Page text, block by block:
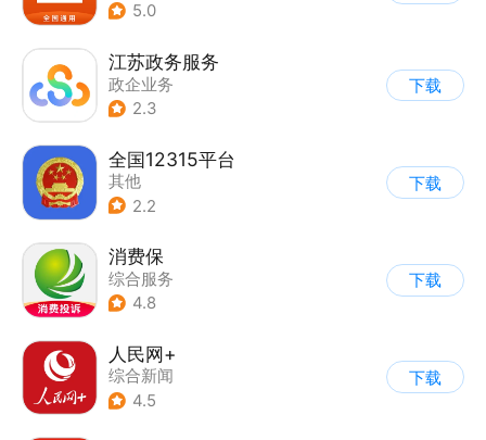
5.0
江苏政务服务
政企业务
2.3
下载
全国12315平台
其他
2.2
下载
消费保
综合服务
4.8
下载
人民网+
综合新闻
4.5
下载